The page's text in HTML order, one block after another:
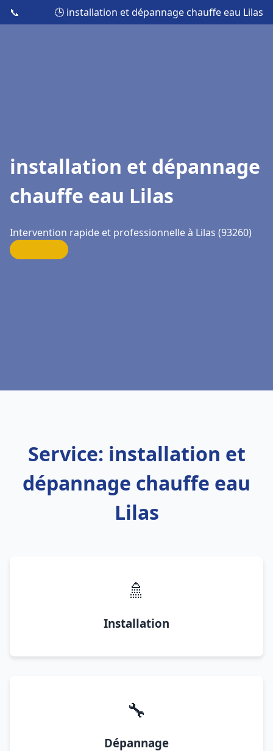
📞 🕒 installation et dépannage chauffe eau Lilas
installation et dépannage
chauffe eau Lilas
Intervention rapide et professionnelle à Lilas (93260)
Service: installation et
dépannage chauffe eau
Lilas
🚿
Installation
🔧
Dépannage